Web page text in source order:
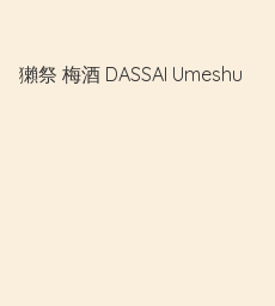
獺祭 梅酒 DASSAI Umeshu